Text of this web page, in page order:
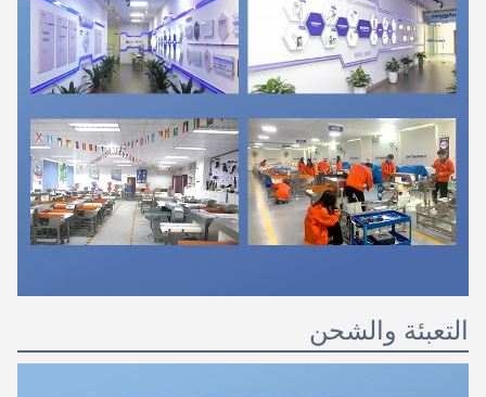
التعبئة والشحن